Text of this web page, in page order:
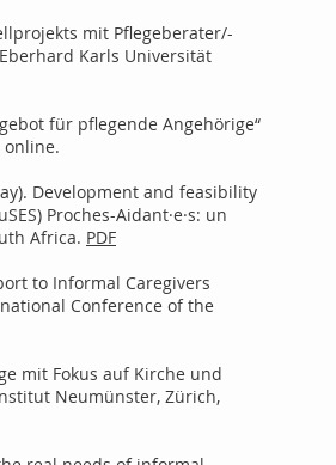
mit Pflegeberater/-
Karls Universität
für pflegende Angehörige“
online.
Development and feasibility
Proches-Aidant·e·s: un
Africa. PDF
to Informal Caregivers
Conference of the
mit Fokus auf Kirche und
Neumünster, Zürich,